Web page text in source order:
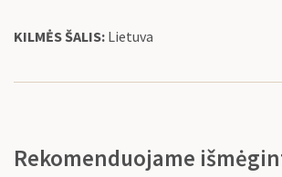
KILMĖS ŠALIS: Lietuva
Rekomenduojame